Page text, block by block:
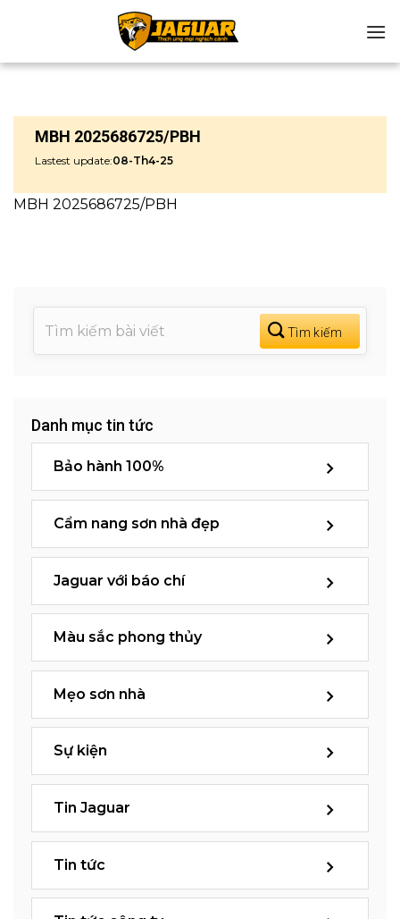
MBH 2025686725/PBH
Lastest update:08-Th4-25
MBH 2025686725/PBH
Danh mục tin tức
Bảo hành 100%
Cẩm nang sơn nhà đẹp
Jaguar với báo chí
Màu sắc phong thủy
Mẹo sơn nhà
Sự kiện
Tin Jaguar
Tin tức